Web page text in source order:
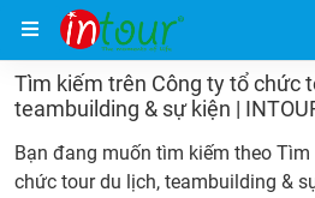
Trang chủ Tìm kiếm trên Công
Tìm kiếm trên Công ty tổ chức
teambuilding & sự kiện |
Bạn đang muốn tìm kiếm theo Tìm
chức tour du lịch, teambuilding &